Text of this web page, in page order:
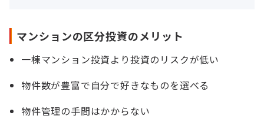
マンションの区分投資のメリット
一棟マンション投資より投資のリスクが低い
物件数が豊富で自分で好きなものを選べる
物件管理の手間はかからない